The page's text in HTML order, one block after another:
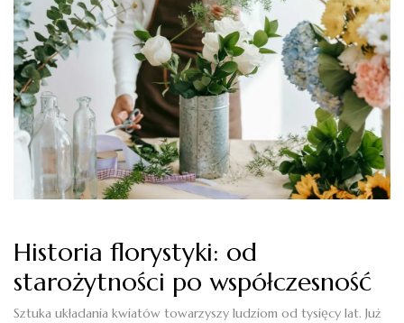
Historia florystyki: od
starożytności po współczesność
Sztuka układania kwiatów towarzyszy ludziom od tysięcy lat. Już